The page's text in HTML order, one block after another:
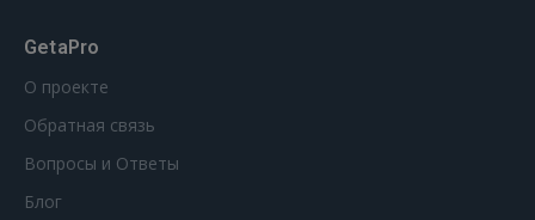
GetaPro
О проекте
Обратная связь
Вопросы и Ответы
Блог